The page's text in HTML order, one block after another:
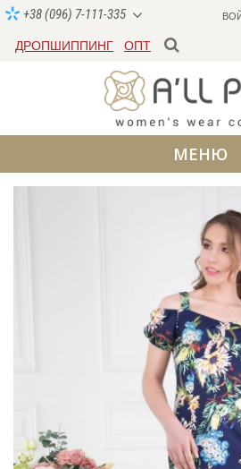
+38 (096) 7-111-335
ДРОПШИППИНГ ОПТ
МЕНЮ